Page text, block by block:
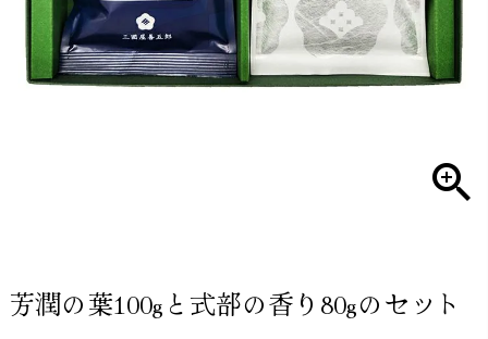
芳潤の葉100gと式部の香り80gのセット